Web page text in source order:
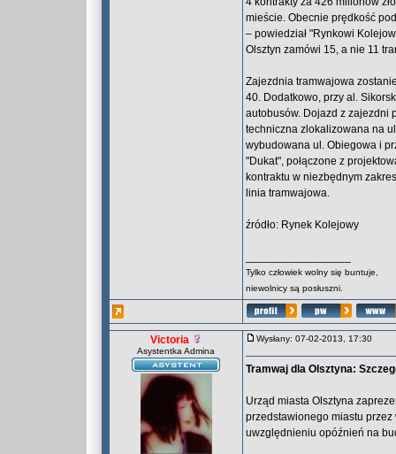
mieście. Obecnie prędkość
– powiedział "Rynkowi
Olsztyn zamówi 15, a nie 11
Zajezdnia tramwajowa
40. Dodatkowo, przy al.
autobusów. Dojazd z zajezdni
techniczna zlokalizowana na
wybudowana ul. Obiegowa i
"Dukat", połączone z
kontraktu w niezbędnym
linia tramwajowa.
źródło: Rynek Kolejowy
Tylko człowiek wolny się buntuje,
niewolnicy są posłuszni.
Victoria
Asystentka Admina
Wysłany: 07-02-2013, 17:30
Tramwaj dla Olsztyna:
Urząd miasta Olsztyna
przedstawionego miastu
uwzględnieniu opóźnień na